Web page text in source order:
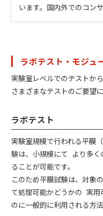
います。国内外でのコン
ラボテスト・モジュ
実験室レベルでのテストか
さまざまなテストのご要望
ラボテスト
実験室規模で行われる平膜
験は、小規模にて より多く
ることが可能です。
このため平膜試験は、対象
て処理可能かどうかの 実用
のに一般的に利用される方法